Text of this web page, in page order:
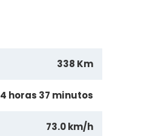
338 Km
4 horas 37 minutos
73.0 km/h